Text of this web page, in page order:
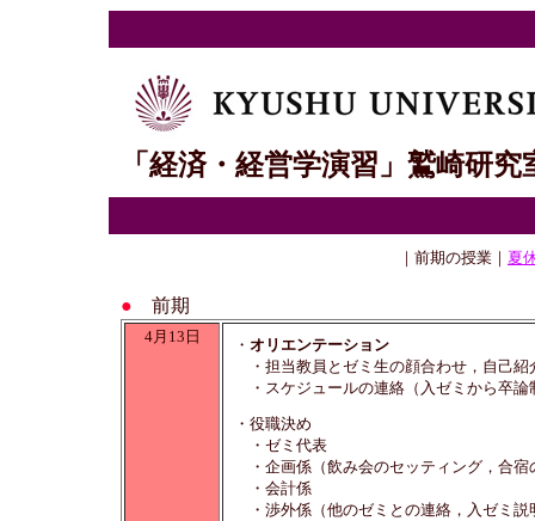
「経済・経営学演習」鷲崎研
｜前期の授業｜ 夏
● 前期
4月13日 ・ オリエンテーション
・担当教員とゼミ生の顔合わせ，自己紹
・スケジュールの連絡（入ゼミから卒論
・役職決め
・ゼミ代表
・企画係（飲み会のセッティング，合宿
・会計係
・渉外係（他のゼミとの連絡，入ゼミ説